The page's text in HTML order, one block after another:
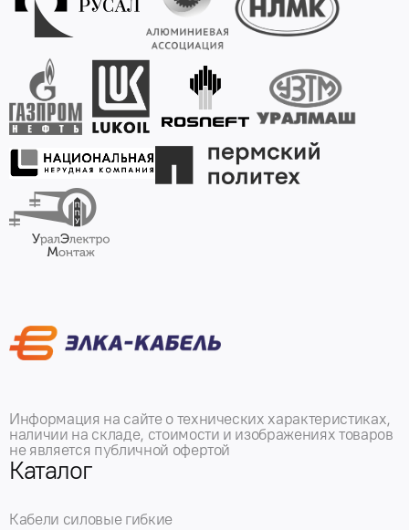
Информация на сайте о технических характеристиках,
наличии на складе, стоимости и изображениях товаров
не является публичной офертой
Каталог
Кабели силовые гибкие